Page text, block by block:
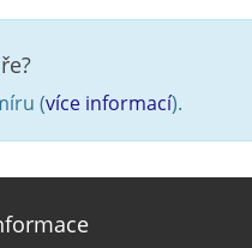
(více informací).